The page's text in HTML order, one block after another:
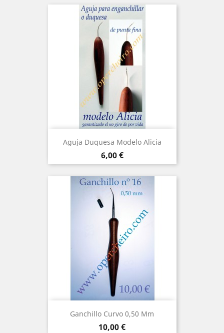
Aguja Duquesa Modelo Alicia
Precio
6,00 €
Ganchillo Curvo 0,50 Mm
Precio
10,00 €